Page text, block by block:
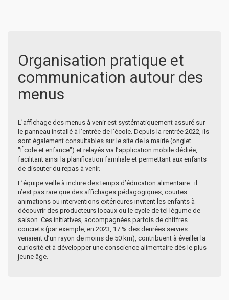
Organisation pratique et
communication autour des
menus
L’affichage des menus à venir est systématiquement assuré sur
le panneau installé à l’entrée de l’école. Depuis la rentrée 2022, ils
sont également consultables sur le site de la mairie (onglet
"École et enfance") et relayés via l’application mobile dédiée,
facilitant ainsi la planification familiale et permettant aux enfants
de discuter du repas à venir.
L’équipe veille à inclure des temps d’éducation alimentaire : il
n’est pas rare que des affichages pédagogiques, courtes
animations ou interventions extérieures invitent les enfants à
découvrir des producteurs locaux ou le cycle de tel légume de
saison. Ces initiatives, accompagnées parfois de chiffres
concrets (par exemple, en 2023, 17 % des denrées servies
venaient d’un rayon de moins de 50 km), contribuent à éveiller la
curiosité et à développer une conscience alimentaire dès le plus
jeune âge.